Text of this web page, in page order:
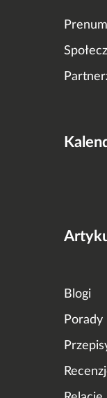
Blogi
Porady